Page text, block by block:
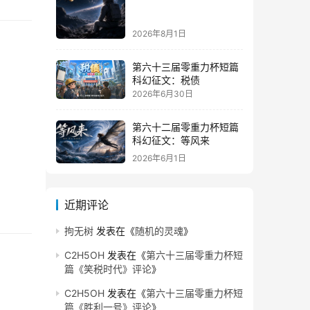
2026年8月1日
第六十三届零重力杯短篇
科幻征文：税债
2026年6月30日
第六十二届零重力杯短篇
科幻征文：等风来
2026年6月1日
近期评论
拘无树 发表在《随机的灵魂》
C2H5OH 发表在《第六十三届零重力杯短
篇《笑税时代》评论》
C2H5OH 发表在《第六十三届零重力杯短
篇《胜利一号》评论》